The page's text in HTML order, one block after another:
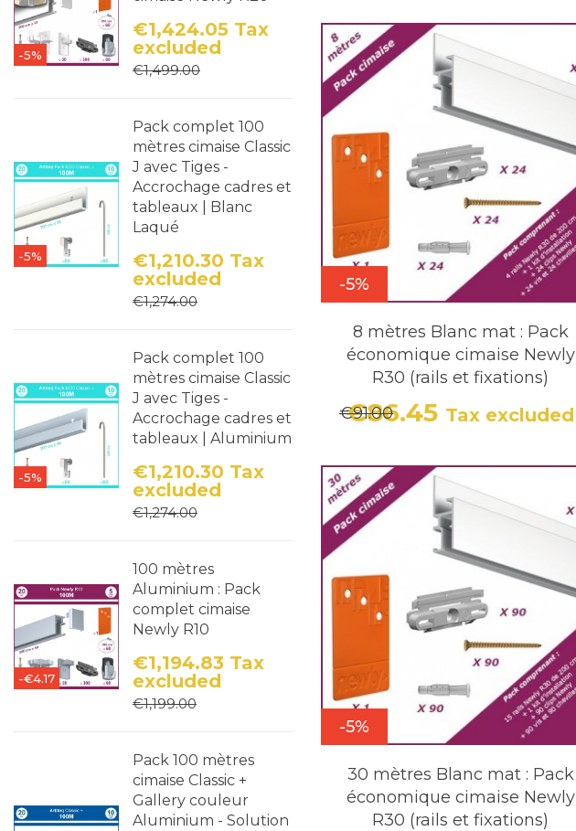
-5% Price
€1,424.05 Tax
excluded
Regular price
€1,499.00
-5%
Pack complet 100
mètres cimaise Classic
J avec Tiges -
Accrochage cadres et
tableaux | Blanc
Laqué
Price
€1,210.30 Tax
excluded
Regular price
€1,274.00
-5%
Pack complet 100
mètres cimaise Classic
J avec Tiges -
Accrochage cadres et
tableaux | Aluminium
Price
€1,210.30 Tax
excluded
Regular price
€1,274.00
-€4.17
100 mètres
Aluminium : Pack
complet cimaise
Newly R10
Price
€1,194.83 Tax
excluded
Regular price
€1,199.00
Pack 100 mètres
cimaise Classic +
Gallery couleur
Aluminium - Solution
-5%
8 mètres Blanc mat : Pack
économique cimaise Newly
R30 (rails et fixations)
Price
€86.45 Tax excluded
Regular price
€91.00
-5%
30 mètres Blanc mat : Pack
économique cimaise Newly
R30 (rails et fixations)